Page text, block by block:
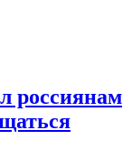
россиянам